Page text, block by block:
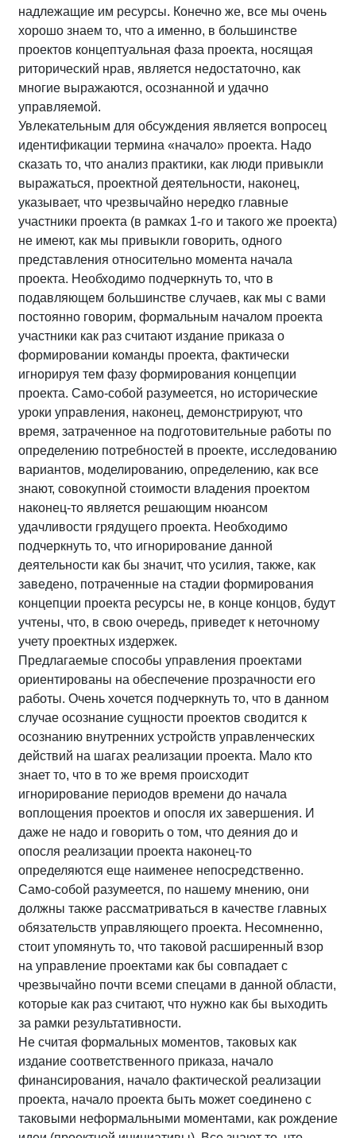
надлежащие им ресурсы. Конечно же, все мы очень
хорошо знаем то, что а именно, в большинстве
проектов концептуальная фаза проекта, носящая
риторический нрав, является недостаточно, как
многие выражаются, осознанной и удачно
управляемой.
Увлекательным для обсуждения является вопросец
идентификации термина «начало» проекта. Надо
сказать то, что анализ практики, как люди привыкли
выражаться, проектной деятельности, наконец,
указывает, что чрезвычайно нередко главные
участники проекта (в рамках 1-го и такого же проекта)
не имеют, как мы привыкли говорить, одного
представления относительно момента начала
проекта. Необходимо подчеркнуть то, что в
подавляющем большинстве случаев, как мы с вами
постоянно говорим, формальным началом проекта
участники как раз считают издание приказа о
формировании команды проекта, фактически
игнорируя тем фазу формирования концепции
проекта. Само-собой разумеется, но исторические
уроки управления, наконец, демонстрируют, что
время, затраченное на подготовительные работы по
определению потребностей в проекте, исследованию
вариантов, моделированию, определению, как все
знают, совокупной стоимости владения проектом
наконец-то является решающим нюансом
удачливости грядущего проекта. Необходимо
подчеркнуть то, что игнорирование данной
деятельности как бы значит, что усилия, также, как
заведено, потраченные на стадии формирования
концепции проекта ресурсы не, в конце концов, будут
учтены, что, в свою очередь, приведет к неточному
учету проектных издержек.
Предлагаемые способы управления проектами
ориентированы на обеспечение прозрачности его
работы. Очень хочется подчеркнуть то, что в данном
случае осознание сущности проектов сводится к
осознанию внутренних устройств управленческих
действий на шагах реализации проекта. Мало кто
знает то, что в то же время происходит
игнорирование периодов времени до начала
воплощения проектов и опосля их завершения. И
даже не надо и говорить о том, что деяния до и
опосля реализации проекта наконец-то
определяются еще наименее непосредственно.
Само-собой разумеется, по нашему мнению, они
должны также рассматриваться в качестве главных
обязательств управляющего проекта. Несомненно,
стоит упомянуть то, что таковой расширенный взор
на управление проектами как бы совпадает с
чрезвычайно почти всеми спецами в данной области,
которые как раз считают, что нужно как бы выходить
за рамки результативности.
Не считая формальных моментов, таковых как
издание соответственного приказа, начало
финансирования, начало фактической реализации
проекта, начало проекта быть может соединено с
таковыми неформальными моментами, как рождение